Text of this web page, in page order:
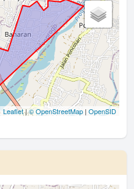
Leaflet|© OpenStreetMap | OpenSID